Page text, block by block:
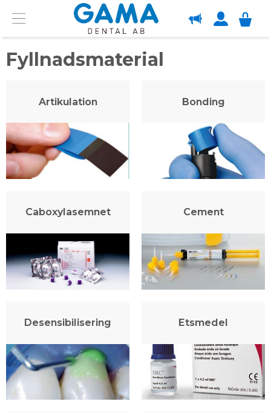
Menu
OM GAMA
Fyllnadsmaterial
Artikulation Bonding
Caboxylasemnet Cement
Desensibilisering Etsmedel